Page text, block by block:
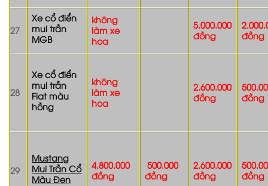
27
Xe cổ điển
mui trần
MGB
không
làm xe
hoa
5.000.000
đồng
đồng
28
Xe cổ điển
mui trần
Fiat màu
hồng
không
làm xe
hoa
2.600.000
đồng
đồng
29
Mustang
Mui Trần Cổ
Màu Đen
4.800.000
đồng
500.000
đồng
2.600.000
đồng
đồng